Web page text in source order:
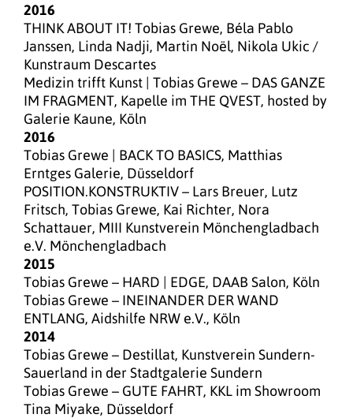
2016
THINK ABOUT IT! Tobias Grewe, Béla Pablo
Janssen, Linda Nadji, Martin Noël, Nikola Ukic /
Kunstraum Descartes
Medizin trifft Kunst | Tobias Grewe – DAS GANZE
IM FRAGMENT, Kapelle im THE QVEST, hosted by
Galerie Kaune, Köln
2016
Tobias Grewe | BACK TO BASICS, Matthias
Erntges Galerie, Düsseldorf
POSITION.KONSTRUKTIV – Lars Breuer, Lutz
Fritsch, Tobias Grewe, Kai Richter, Nora
Schattauer, MIII Kunstverein Mönchengladbach
e.V. Mönchengladbach
2015
Tobias Grewe – HARD | EDGE, DAAB Salon, Köln
Tobias Grewe – INEINANDER DER WAND
ENTLANG, Aidshilfe NRW e.V., Köln
2014
Tobias Grewe – Destillat, Kunstverein Sundern-
Sauerland in der Stadtgalerie Sundern
Tobias Grewe – GUTE FAHRT, KKL im Showroom
Tina Miyake, Düsseldorf